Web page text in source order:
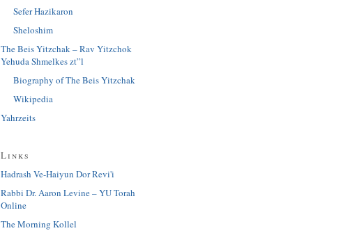
Sefer Hazikaron
Sheloshim
The Beis Yitzchak – Rav Yitzchok
Yehuda Shmelkes zt”l
Biography of The Beis Yitzchak
Wikipedia
Yahrzeits
Links
Hadrash Ve-Haiyun Dor Revi'i
Rabbi Dr. Aaron Levine – YU Torah
Online
The Morning Kollel